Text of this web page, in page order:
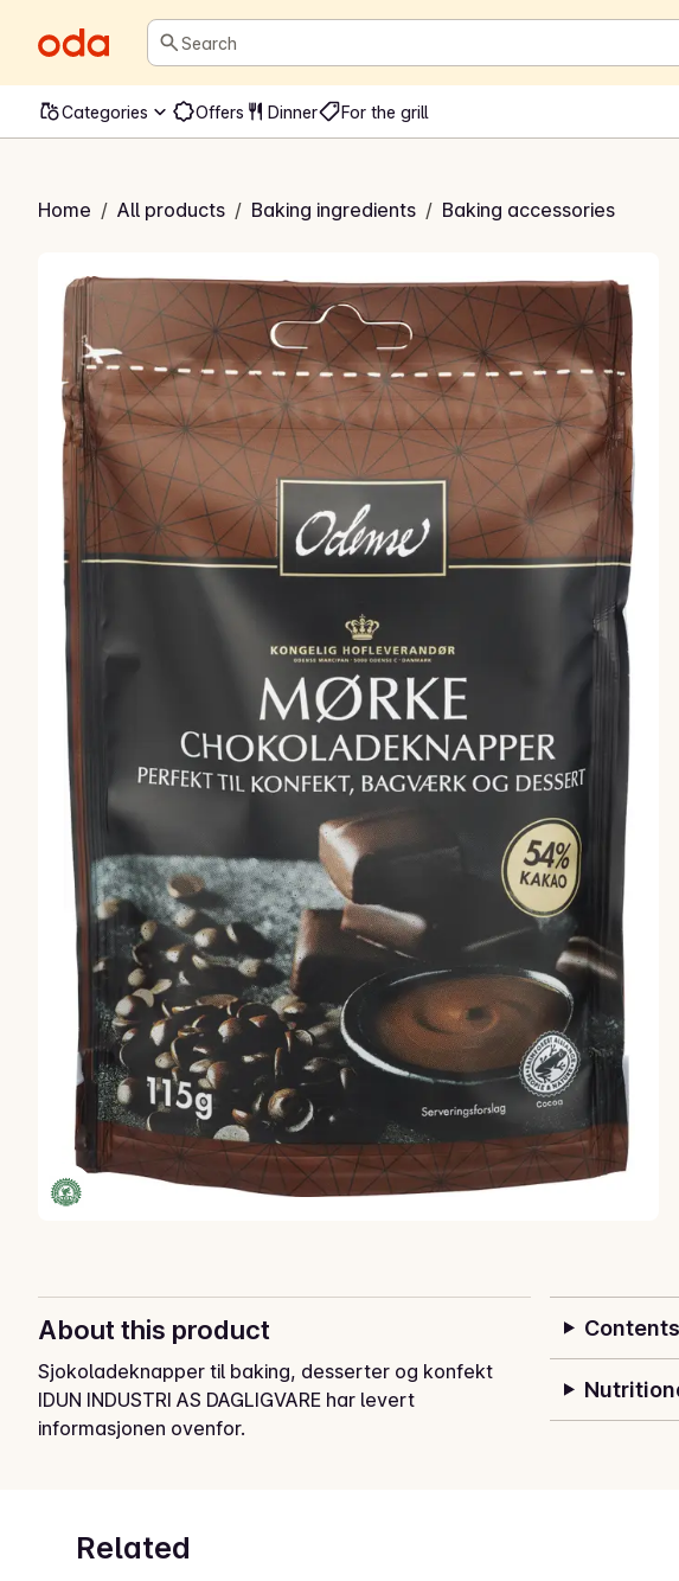
Search
Categories Offers Dinner For the grill
Home / All products / Baking ingredients / Baking accessories
About this product
Sjokoladeknapper til baking, desserter og konfekt
IDUN INDUSTRI AS DAGLIGVARE har levert
informasjonen ovenfor.
Contents
Related